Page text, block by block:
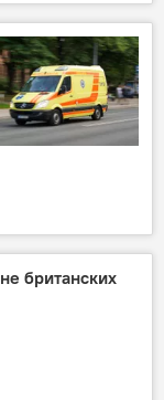
британских